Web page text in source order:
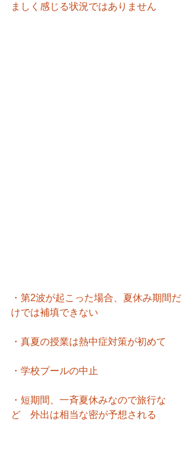
ましく感じる状況ではありません
・第2波が起こった場合、夏休み期間だ
けでは補填できない
・真夏の授業は熱中症対策が初めて
・学校プールの中止
・短期間、一斉夏休みなので旅行な
ど　外出は相当な密が予想される